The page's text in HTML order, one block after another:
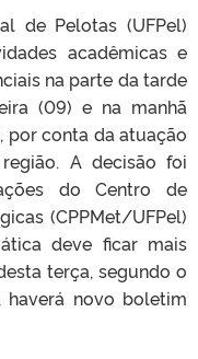
de Pelotas (UFPel)
acadêmicas e
na parte da tarde
(09) e na manhã
por conta da atuação
A decisão foi
do Centro de
(CPPMet/UFPel)
deve ficar mais
terça, segundo o
haverá novo boletim